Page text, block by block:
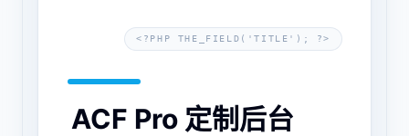
<?PHP THE_FIELD('TITLE '); ?>
ACF Pro 定制后台